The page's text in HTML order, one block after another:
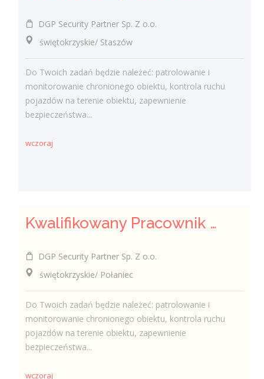
DGP Security Partner Sp. Z o.o.
świętokrzyskie/ Staszów
Do Twoich zadań będzie należeć: patrolowanie i
monitorowanie chronionego obiektu, kontrola ruchu
pojazdów na terenie obiektu, zapewnienie
bezpieczeństwa...
wczoraj
Kwalifikowany Pracownik / Kwalifikowana Pracowniczka Ochrony
DGP Security Partner Sp. Z o.o.
świętokrzyskie/ Połaniec
Do Twoich zadań będzie należeć: patrolowanie i
monitorowanie chronionego obiektu, kontrola ruchu
pojazdów na terenie obiektu, zapewnienie
bezpieczeństwa...
wczoraj